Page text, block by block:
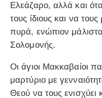
Ελεάζαρο, αλλά και
τους ίδιους και να
πυρά, ενώπιον
Σολομονής.
Οι άγιοι Μακκαβαίοι
μαρτύριο με
Θεού να τους ενισχύει